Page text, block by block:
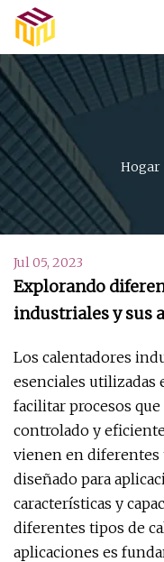
Hogar
Jul 05, 2023
Explorando
industriales y sus
Los calentadores
esenciales utilizadas
facilitar procesos
controlado y
vienen en diferentes
diseñado para
características y
diferentes tipos de
aplicaciones es